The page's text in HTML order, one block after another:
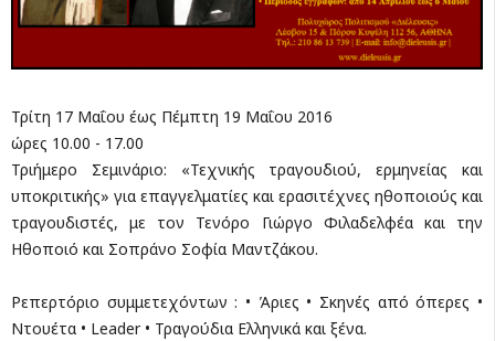
Τρίτη 17 Μαΐου έως Πέμπτη 19 Μαΐου 2016
ώρες 10.00 - 17.00
Τριήμερο Σεμινάριο: «Τεχνικής τραγουδιού, ερμηνείας και
υποκριτικής» για επαγγελματίες και ερασιτέχνες ηθοποιούς και
τραγουδιστές, με τον Τενόρο Γιώργο Φιλαδελφέα και την
Ηθοποιό και Σοπράνο Σοφία Μαντζάκου.
Ρεπερτόριο συμμετεχόντων : • Άριες • Σκηνές από όπερες •
Ντουέτα • Leader • Τραγούδια Ελληνικά και ξένα.